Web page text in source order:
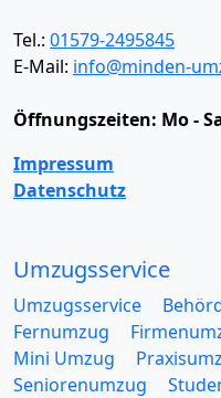
Tel.: 01579-2495845
E-Mail: info@minden-
Öffnungszeiten: Mo -
Impressum
Datenschutz
Umzugsservice
Umzugsservice
Fernumzug
Mini Umzug
Seniorenumzug